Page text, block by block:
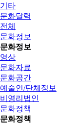
기타
문화달력
전체
문화정보
문화정보
영상
문화자료
문화공간
예술인/단체정보
비영리법인
문화정책
문화정책